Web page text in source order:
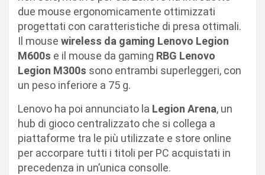
due mouse ergonomicamente ottimizzati
progettati con caratteristiche di presa ottimali.
Il mouse wireless da gaming Lenovo Legion
M600s e il mouse da gaming RBG Lenovo
Legion M300s sono entrambi superleggeri, con
un peso inferiore a 75 g.
Lenovo ha poi annunciato la Legion Arena, un
hub di gioco centralizzato che si collega a
piattaforme tra le più utilizzate e store online
per accorpare tutti i titoli per PC acquistati in
precedenza in un’unica consolle.